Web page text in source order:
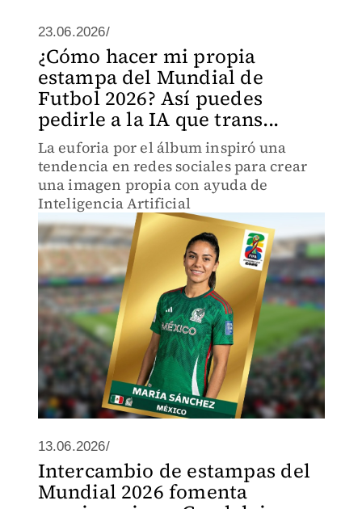
23.06.2026/
¿Cómo hacer mi propia
estampa del Mundial de
Futbol 2026? Así puedes
pedirle a la IA que trans...
La euforia por el álbum inspiró una
tendencia en redes sociales para crear
una imagen propia con ayuda de
Inteligencia Artificial
13.06.2026/
Intercambio de estampas del
Mundial 2026 fomenta